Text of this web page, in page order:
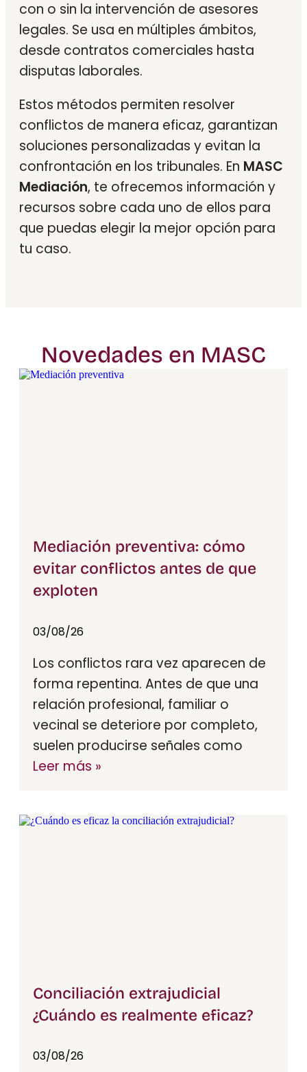
con o sin la intervención de asesores
legales. Se usa en múltiples ámbitos,
desde contratos comerciales hasta
disputas laborales.
Estos métodos permiten resolver
conflictos de manera eficaz, garantizan
soluciones personalizadas y evitan la
confrontación en los tribunales. En MASC
Mediación, te ofrecemos información y
recursos sobre cada uno de ellos para
que puedas elegir la mejor opción para
tu caso.
Novedades en MASC
Mediación preventiva: cómo
evitar conflictos antes de que
exploten
03/08/26
Los conflictos rara vez aparecen de
forma repentina. Antes de que una
relación profesional, familiar o
vecinal se deteriore por completo,
suelen producirse señales como
Leer más »
Conciliación extrajudicial
¿Cuándo es realmente eficaz?​
03/08/26